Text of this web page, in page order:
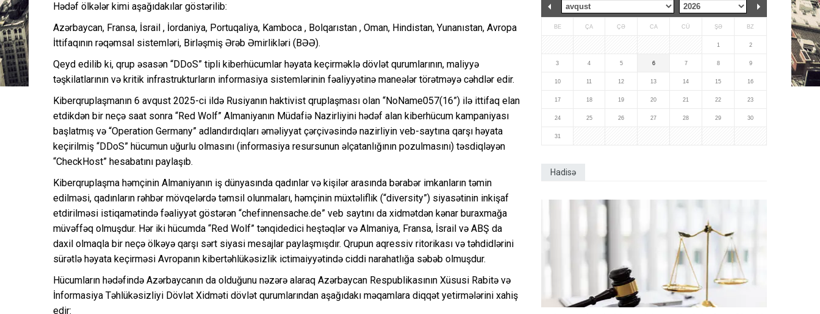
Hədəf ölkələr kimi aşağıdakılar göstərilib:
Azərbaycan, Fransa, İsrail , İordaniya, Portuqaliya, Kamboca , Bolqarıstan , Oman, Hindistan, Yunanıstan, Avropa
İttifaqının rəqəmsal sistemləri, Birləşmiş Ərəb Əmirlikləri (BƏƏ).
Qeyd edilib ki, qrup əsasən “DDoS” tipli kiberhücumlar həyata keçirməklə dövlət qurumlarının, maliyyə
təşkilatlarının və kritik infrastrukturların informasiya sistemlərinin fəaliyyətinə maneələr törətməyə cəhdlər edir.
Kiberqruplaşmanın 6 avqust 2025-ci ildə Rusiyanın haktivist qruplaşması olan “NoName057(16”) ilə ittifaq elan
etdikdən bir neçə saat sonra “Red Wolf” Almaniyanın Müdafiə Nazirliyini hədəf alan kiberhücum kampaniyası
başlatmış və “Operation Germany” adlandırdıqları əməliyyat çərçivəsində nazirliyin veb-saytına qarşı həyata
keçirilmiş “DDoS” hücumun uğurlu olmasını (informasiya resursunun əlçatanlığının pozulmasını) təsdiqləyən
“CheckHost” hesabatını paylaşıb.
Kiberqruplaşma həmçinin Almaniyanın iş dünyasında qadınlar və kişilər arasında bərabər imkanların təmin
edilməsi, qadınların rəhbər mövqelərdə təmsil olunmaları, həmçinin müxtəliflik (“diversity”) siyasətinin inkişaf
etdirilməsi istiqamətində fəaliyyət göstərən “chefinnensache.de” veb saytını da xidmətdən kənar buraxmağa
müvəffəq olmuşdur. Hər iki hücumda “Red Wolf” tənqidedici heştəqlər və Almaniya, Fransa, İsrail və ABŞ da
daxil olmaqla bir neçə ölkəyə qarşı sərt siyasi mesajlar paylaşmışdır. Qrupun aqressiv ritorikası və təhdidlərini
sürətlə həyata keçirməsi Avropanın kibertəhlükəsizlik ictimaiyyətində ciddi narahatlığa səbəb olmuşdur.
Hücumların hədəfində Azərbaycanın da olduğunu nəzərə alaraq Azərbaycan Respublikasının Xüsusi Rabitə və
İnformasiya Təhlükəsizliyi Dövlət Xidməti dövlət qurumlarından aşağıdakı məqamlara diqqət yetirmələrini xahiş
edir:
BE ÇA ÇƏ CA CÜ ŞƏ BZ
1 2
3 4 5 6 7 8 9
10 11 12 13 14 15 16
17 18 19 20 21 22 23
24 25 26 27 28 29 30
31
Hadisə